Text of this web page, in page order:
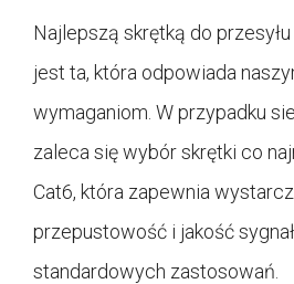
Najlepszą skrętką do
jest ta, która odpowiada
wymaganiom. W przypadku
zaleca się wybór skrętki co
Cat6, która zapewnia
przepustowość i jakość
standardowych zastosowań.